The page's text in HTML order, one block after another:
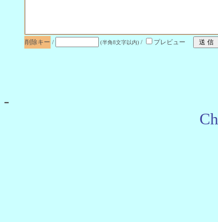
削除キー / (半角8文字以内) / プレビュー
-